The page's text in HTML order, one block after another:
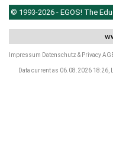
© 1993-2026 - EGOS! The
Impressum Datenschutz & Privacy
Data current as 06.08.2026